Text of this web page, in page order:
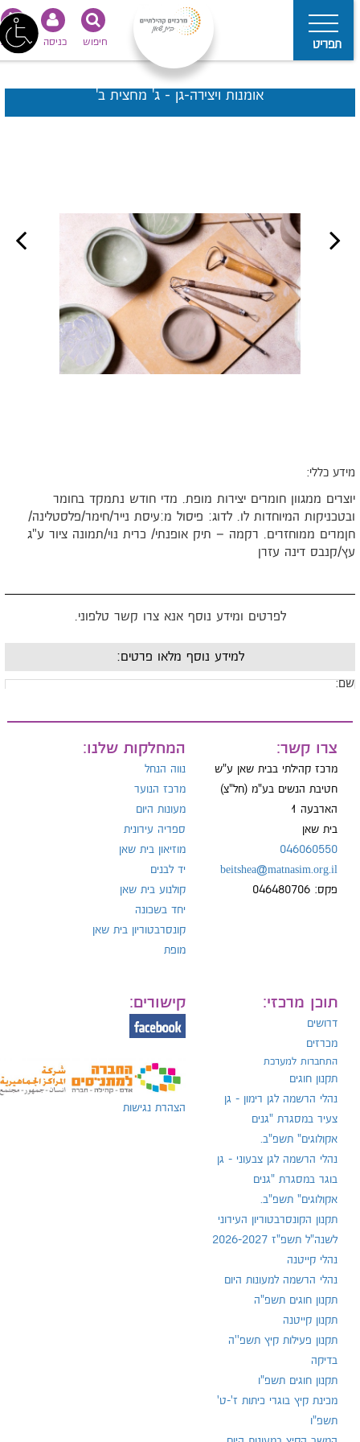
תפריט נגישות כניסה חיפוש
אומנות ויצירה-גן - ג' מחצית ב'
כללי:
ממגוון חומרים יצירות מופת. מדי חודש נתמקד בחומר
המיוחדות לו. לדוג: פיסול מ:עיסת נייר/חימר/פלסטלינה/
ממוחזרים. רקמה – תיק אופנתי/ כרית נוי/תמונה ציור ע"ג
קנבס דינה עזרן
לפרטים ומידע נוסף אנא צרו קשר טלפוני.
למידע נוסף מלאו פרטים:
צרו קשר:
מרכז קהילתי בבית שאן ע"ש
חטיבת הנשים בע"מ (חל"צ)
הארבעה 1
בית שאן
046060550
beitshea@matnasim.org.il
פקס: 046480706
המחלקות שלנו:
נווה הנחל
מרכז הנוער
מעונות היום
ספריה עירונית
מוזיאון בית שאן
יד לבנים
קולנוע בית שאן
יחד בשכונה
קונסרבטוריון בית שאן
מופת
תוכן מרכזי:
דרושים
מכרזים
התחברות למערכת
תקנון חוגים
נהלי הרשמה לגן רימון - גן
צעיר במסגרת "גנים
אקולוגים" תשפ"ב.
נהלי הרשמה לגן צבעוני - גן
בוגר במסגרת "גנים
אקולוגים" תשפ"ב.
תקנון הקונסרבטוריון העירוני
לשנה"ל תשפ"ז 2026-2027
נהלי קייטנה
נהלי הרשמה למעונות היום
תקנון חוגים תשפ"ה
תקנון קייטנה
תקנון פעילות קיץ תשפ''ה
בדיקה
תקנון חוגים תשפ"ו
מכינת קיץ בוגרי כיתות ז'-ט'
תשפ"ו
קישורים:
הצהרת נגישות